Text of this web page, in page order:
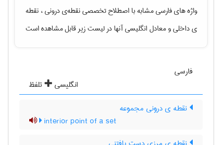
واژه های فارسی مشابه با اصطلاح تخصصینقطه‌ی درونی ، نقطه
ی داخلیو معادل انگلیسی آنها در لیست زیر قابل مشاهده است
فارسی
انگلیسی
تلفظ
نقطه ی درونی مجموعه
interior point of a set